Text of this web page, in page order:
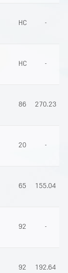
НС -
НС -
86 270.23
20 -
65 155.04
92 -
92 192.64